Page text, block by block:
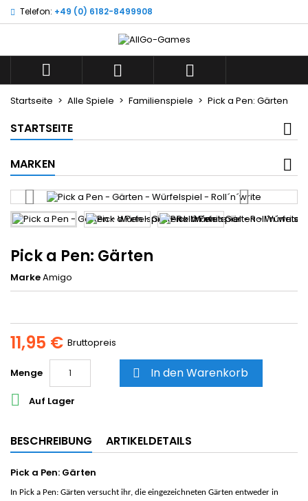
Telefon: +49 (0) 6182-8499908
  
Startseite Alle Spiele Familienspiele Pick a Pen: Gärten
STARTSEITE
MARKEN
Pick a Pen: Gärten
MarkeAmigo
11,95 € Bruttopreis
Menge  In den Warenkorb
 Auf Lager
BESCHREIBUNG ARTIKELDETAILS
Pick a Pen: Gärten
In Pick a Pen: Gärten versucht ihr, die eingezeichneten Gärten entweder in
Wunschliste ×
add_circle_outline
Neue Liste anlegen
((title)) ×
((label))
Anmelden ×
Sie müssen angemeldet sein, um Artikel Ihrer
Wunschliste hinzufügen zu können.